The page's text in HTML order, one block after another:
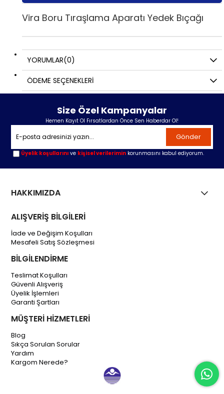
Vira Boru Tıraşlama Aparatı Yedek Bıçağı
YORUMLAR(0)
ÖDEME SEÇENEKLERI
Size Özel Kampanyalar
Hemen Kayıt Ol Fırsatlardan Önce Sen Haberdar Ol!
Gönder
Üyelik koşullarını ve kişisel verilerimin korunmasını kabul ediyorum.
HAKKIMIZDA
ALIŞVERİŞ BİLGİLERİ
İade ve Değişim Koşulları
Mesafeli Satış Sözleşmesi
BİLGİLENDİRME
Teslimat Koşulları
Güvenli Alışveriş
Üyelik İşlemleri
Garanti Şartları
MÜŞTERİ HİZMETLERİ
Blog
Sıkça Sorulan Sorular
Yardım
Kargom Nerede?